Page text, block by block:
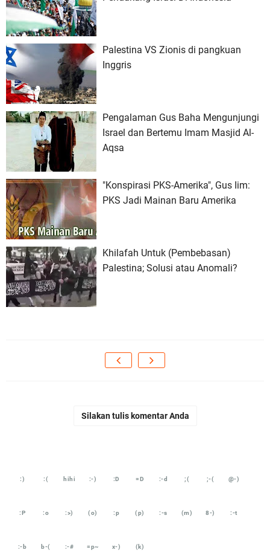
Palestina VS Zionis di pangkuan
Inggris
Pengalaman Gus Baha Mengunjungi
Israel dan Bertemu Imam Masjid Al-
Aqsa
"Konspirasi PKS-Amerika", Gus Iim:
PKS Jadi Mainan Baru Amerika
Khilafah Untuk (Pembebasan)
Palestina; Solusi atau Anomali?
Silakan tulis komentar Anda
:) :( hihi :-) :D =D :-d ;( ;-( @-)
:P :o :>) (o) :p (p) :-s (m) 8-) :-t
:-b b-( :-# =p~ x-) (k)